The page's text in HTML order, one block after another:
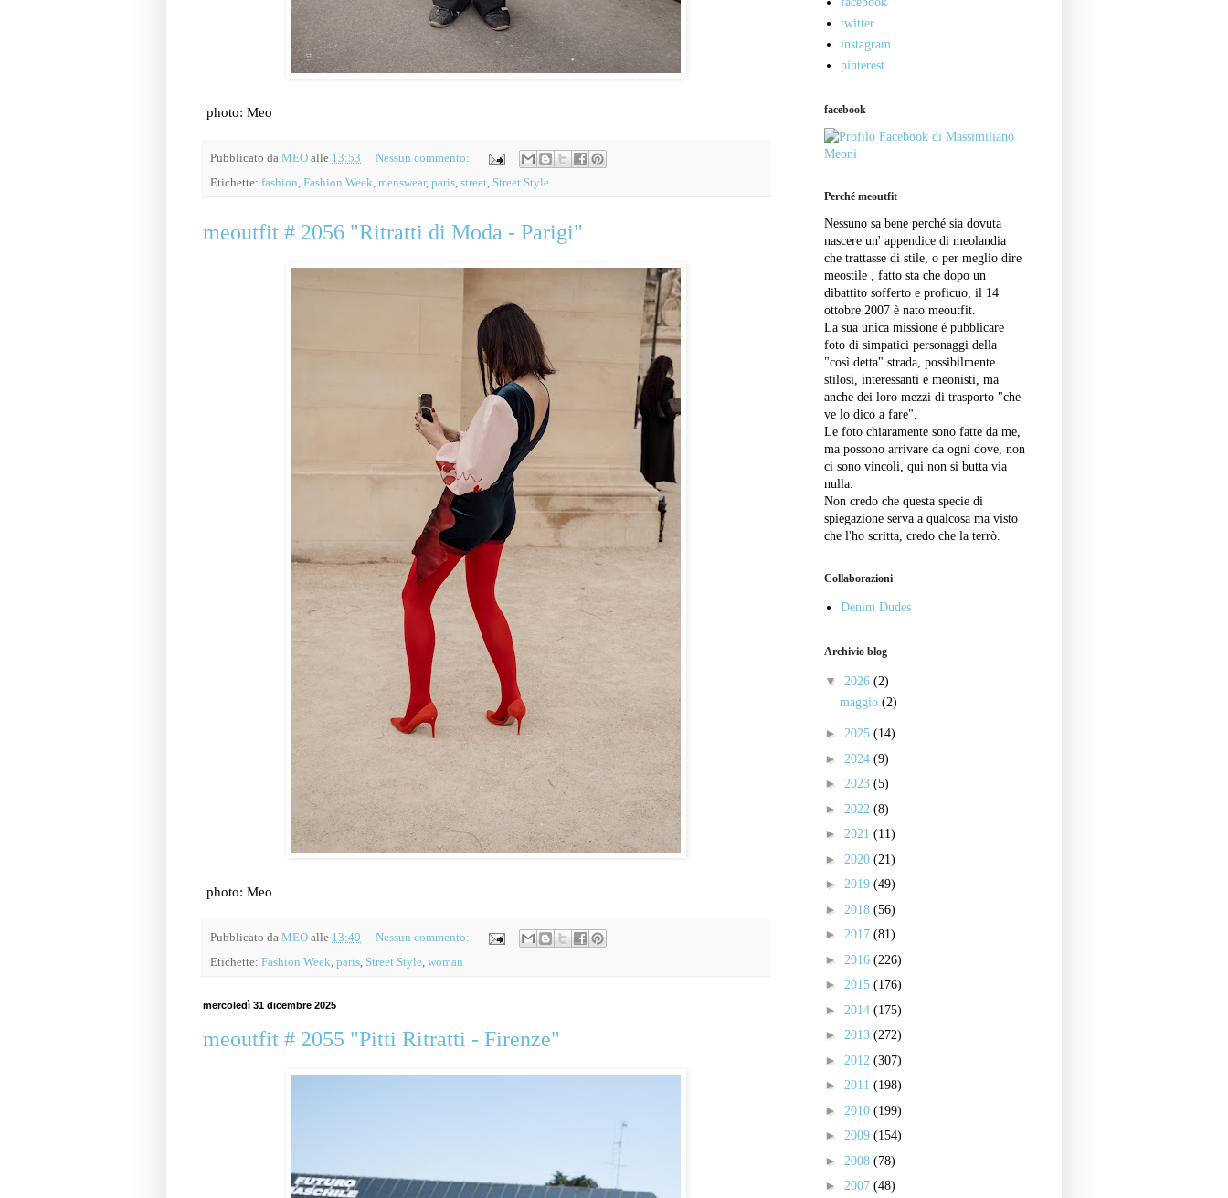
photo: Meo
Pubblicato da MEO alle 13:53
Nessun commento:
Etichette: fashion, Fashion Week, menswear, paris, street, Street Style
meoutfit # 2056 "Ritratti di Moda - Parigi"
photo: Meo
Pubblicato da MEO alle 13:49
Nessun commento:
Etichette: Fashion Week, paris, Street Style, woman
mercoledì 31 dicembre 2025
meoutfit # 2055 "Pitti Ritratti - Firenze"
twitter
instagram
pinterest
facebook
Perché meoutfit
Nessuno sa bene perché sia dovuta
nascere un' appendice di meolandia
che trattasse di stile, o per meglio dire
meostile , fatto sta che dopo un
dibattito sofferto e proficuo, il 14
ottobre 2007 è nato meoutfit.
La sua unica missione è pubblicare
foto di simpatici personaggi della
"così detta" strada, possibilmente
stilosi, interessanti e meonisti, ma
anche dei loro mezzi di trasporto "che
ve lo dico a fare".
Le foto chiaramente sono fatte da me,
ma possono arrivare da ogni dove, non
ci sono vincoli, qui non si butta via
nulla.
Non credo che questa specie di
spiegazione serva a qualcosa ma visto
che l'ho scritta, credo che la terrò.
Collaborazioni
Denim Dudes
Archivio blog
▼ 2026 (2)
maggio (2)
► 2025 (14)
► 2024 (9)
► 2023 (5)
► 2022 (8)
► 2021 (11)
► 2020 (21)
► 2019 (49)
► 2018 (56)
► 2017 (81)
► 2016 (226)
► 2015 (176)
► 2014 (175)
► 2013 (272)
► 2012 (307)
► 2011 (198)
► 2010 (199)
► 2009 (154)
► 2008 (78)
► 2007 (48)